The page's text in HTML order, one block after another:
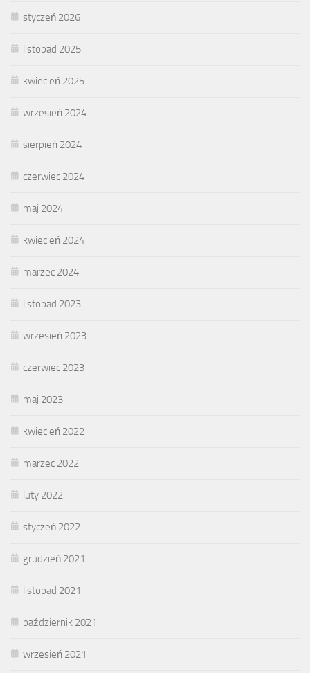
styczeń 2026
listopad 2025
kwiecień 2025
wrzesień 2024
sierpień 2024
czerwiec 2024
maj 2024
kwiecień 2024
marzec 2024
listopad 2023
wrzesień 2023
czerwiec 2023
maj 2023
kwiecień 2022
marzec 2022
luty 2022
styczeń 2022
grudzień 2021
listopad 2021
październik 2021
wrzesień 2021